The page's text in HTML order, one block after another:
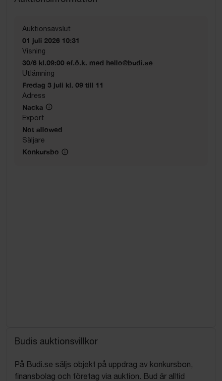
Auktionsavslut
01 juli 2026 10:31
Visning
30/6 kl.09:00 ef.ö.k. med hello@budi.se
Utlämning
Fredag 3 juli kl. 09 till 11
Adress
Nacka
Export
Not allowed
Säljare
Konkursbo
Budis auktionsvillkor
På Budi.se säljs objekt på uppdrag av konkursbon,
finansbolag och företag via auktion. Bud är alltid